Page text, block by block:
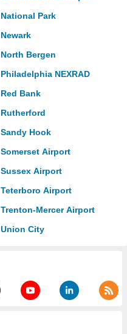
National Park
Newark
North Bergen
Philadelphia NEXRAD
Red Bank
Rutherford
Sandy Hook
Somerset Airport
Sussex Airport
Teterboro Airport
Trenton-Mercer Airport
Union City